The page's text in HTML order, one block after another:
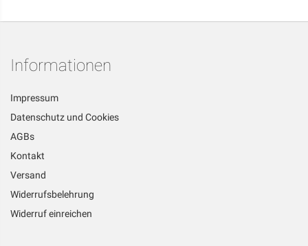
Informationen
Impressum
Datenschutz und Cookies
AGBs
Kontakt
Versand
Widerrufsbelehrung
Widerruf einreichen